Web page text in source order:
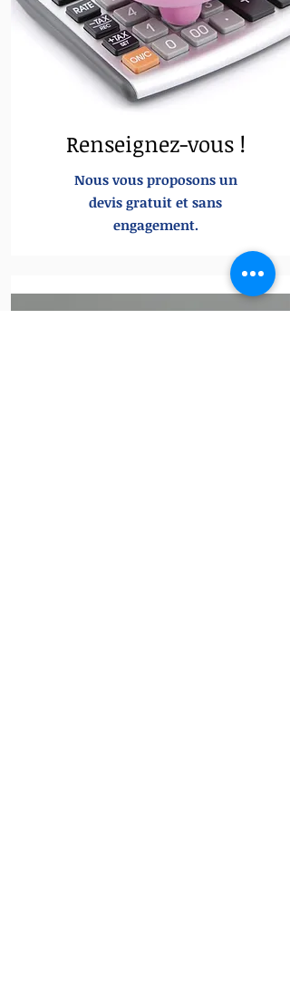
Renseignez-vous !
Nous vous proposons un
devis gratuit et sans
engagement.